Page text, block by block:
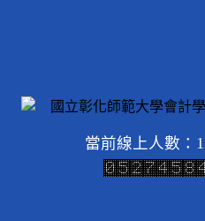
當前線上人數：